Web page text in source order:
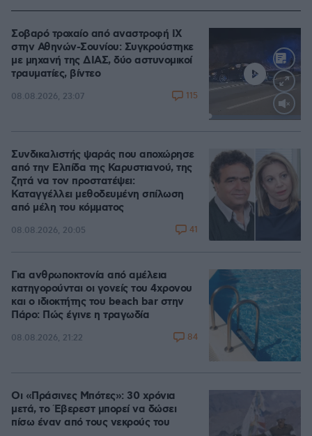
Σοβαρό τροχαίο από αναστροφή ΙΧ
στην Αθηνών-Σουνίου: Συγκρούστηκε
με μηχανή της ΔΙΑΣ, δύο αστυνομικοί
τραυματίες, βίντεο
08.08.2026, 23:07 115
Συνδικαλιστής ψαράς που αποχώρησε
από την Ελπίδα της Καρυστιανού, της
ζητά να τον προστατέψει:
Καταγγέλλει μεθοδευμένη σπίλωση
από μέλη του κόμματος
08.08.2026, 20:05 41
Για ανθρωποκτονία από αμέλεια
κατηγορούνται οι γονείς του 4χρονου
και ο ιδιοκτήτης του beach bar στην
Πάρο: Πώς έγινε η τραγωδία
08.08.2026, 21:22 84
Οι «Πράσινες Μπότες»: 30 χρόνια
μετά, το Έβερεστ μπορεί να δώσει
πίσω έναν από τους νεκρούς του